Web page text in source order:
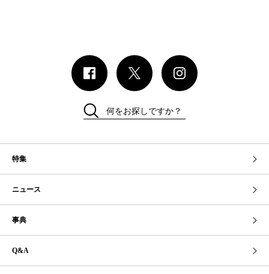
特集
ニュース
事典
Q&A
何をお探しですか？